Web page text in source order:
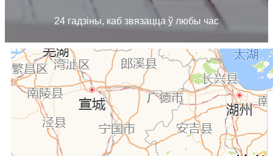
24 гадзіны, каб звязацца ў любы час